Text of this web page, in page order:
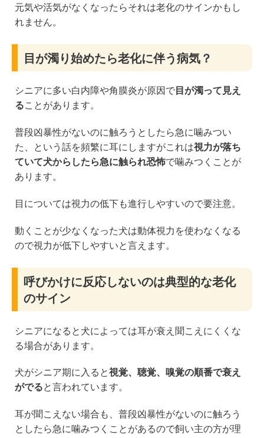
元気や活気がなくなったらそれは老化のサインかもし
れません。
目が濁り始めたら老化に伴う病気？
シニアに多い白内障や角膜炎が原因で目が濁って見え
ることがあります。
普段凶暴性がないのに触ろうとしたら急に噛みつい
た、という話を頻繁に耳にしますがこれは視力が落ち
ていて犬からしたら急に触られ恐怖で噛みつくことが
あります。
目については視力の低下も進行しやすいので要注意。
動くことが少なくなった犬は動体視力を使わなくなる
ので視力が低下しやすいと言えます。
呼びかけに反応しないのは典型的な老化
のサイン
シニアになると犬によっては耳が衰え聞こえにくくな
る場合があります。
犬がシニア期に入ると視覚、聴覚、嗅覚の順番で衰え
がでると言われています。
耳が聞こえない場合も、普段凶暴性がないのに触ろう
としたら急に噛みつくことがあるので飼い主の方が理